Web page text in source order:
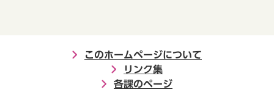
このホームページについて
リンク集
各課のページ